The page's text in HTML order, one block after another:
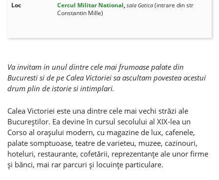
Loc
Cercul Militar National, sala Gotica (intrare din str
Constantin Mille)
Va invitam in unul dintre cele mai frumoase palate din
Bucuresti si de pe Calea Victoriei sa ascultam povestea acestui
drum plin de istorie si intimplari.
Calea Victoriei este una dintre cele mai vechi străzi ale
Bucureştilor. Ea devine în cursul secolului al XIX-lea un
Corso al oraşului modern, cu magazine de lux, cafenele,
palate somptuoase, teatre de varieteu, muzee, cazinouri,
hoteluri, restaurante, cofetării, reprezentanţe ale unor firme
şi bănci, mai rar parcuri şi locuinţe particulare.